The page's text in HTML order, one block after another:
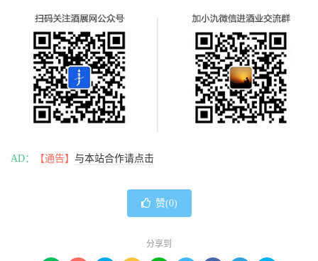
AD： 【通告】 与本站合作请点击
赞(0)
分享到